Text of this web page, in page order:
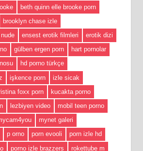
beth quinn elle brooke porn
brooklyn chase izle
ensest erotik filmleri
erotik dizi
gülben ergen porn
hart pornolar
hd porno türkçe
işkence porn
izle sicak
foxx porn
kucakta porno
lezbiyen video
mobil teen porno
mynet galeri
p orno porn evooli
porn izle hd
porno izle brazzers
rokettube m